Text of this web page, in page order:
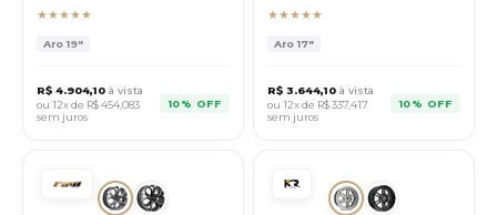
★★★★★
Aro19"
R$ 4.904,10 à vista
ou 12x de R$454,083
sem juros
10% OFF
★★★★★
Aro17"
R$ 3.644,10 à vista
ou 12x de R$337,417
sem juros
10% OFF